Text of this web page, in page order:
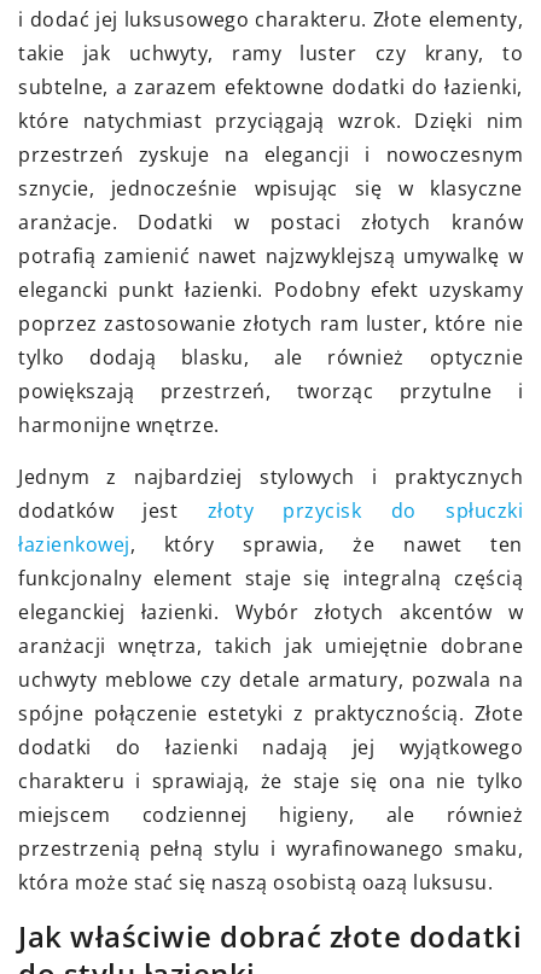
i dodać jej luksusowego charakteru. Złote elementy,
takie jak uchwyty, ramy luster czy krany, to
subtelne, a zarazem efektowne dodatki do łazienki,
które natychmiast przyciągają wzrok. Dzięki nim
przestrzeń zyskuje na elegancji i nowoczesnym
sznycie, jednocześnie wpisując się w klasyczne
aranżacje. Dodatki w postaci złotych kranów
potrafią zamienić nawet najzwyklejszą umywalkę w
elegancki punkt łazienki. Podobny efekt uzyskamy
poprzez zastosowanie złotych ram luster, które nie
tylko dodają blasku, ale również optycznie
powiększają przestrzeń, tworząc przytulne i
harmonijne wnętrze.
Jednym z najbardziej stylowych i praktycznych
dodatków jest złoty przycisk do spłuczki
łazienkowej, który sprawia, że nawet ten
funkcjonalny element staje się integralną częścią
eleganckiej łazienki. Wybór złotych akcentów w
aranżacji wnętrza, takich jak umiejętnie dobrane
uchwyty meblowe czy detale armatury, pozwala na
spójne połączenie estetyki z praktycznością. Złote
dodatki do łazienki nadają jej wyjątkowego
charakteru i sprawiają, że staje się ona nie tylko
miejscem codziennej higieny, ale również
przestrzenią pełną stylu i wyrafinowanego smaku,
która może stać się naszą osobistą oazą luksusu.
Jak właściwie dobrać złote dodatki